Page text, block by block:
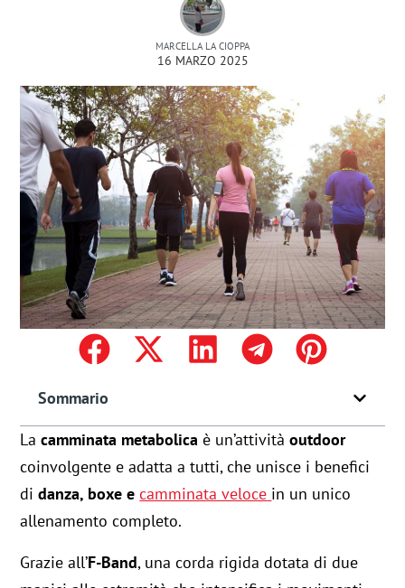
MARCELLA LA CIOPPA
16 MARZO 2025
Sommario
Lacamminata metabolica è un’attivitàoutdoor
coinvolgente e adatta a tutti, che unisce i benefici
didanza, boxe ecamminata veloce in un unico
allenamento completo.
Grazie all’F-Band, una corda rigida dotata di due